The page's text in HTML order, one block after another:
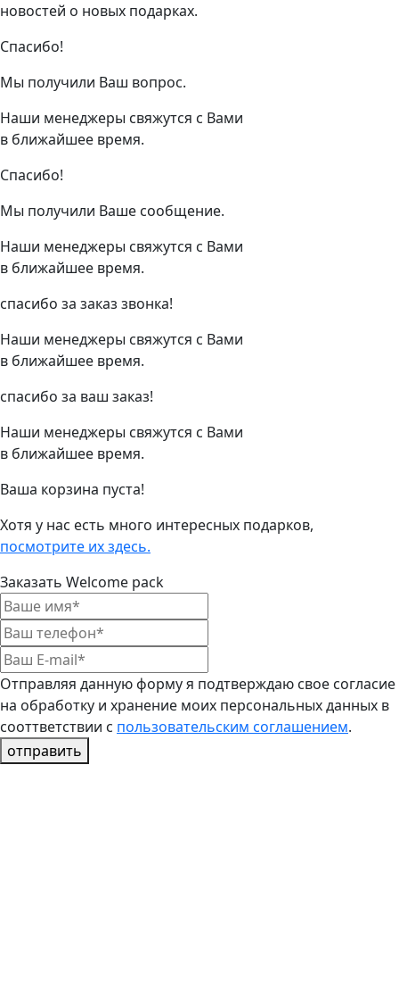
новостей о новых подарках.
Спасибо!
Мы получили Ваш вопрос.
Наши менеджеры свяжутся с Вами
в ближайшее время.
Спасибо!
Мы получили Ваше сообщение.
Наши менеджеры свяжутся с Вами
в ближайшее время.
спасибо за заказ звонка!
Наши менеджеры свяжутся с Вами
в ближайшее время.
спасибо за ваш заказ!
Наши менеджеры свяжутся с Вами
в ближайшее время.
Ваша корзина пуста!
Хотя у нас есть много интересных подарков,
посмотрите их здесь.
Заказать Welcome pack
Отправляя данную форму я подтверждаю свое согласие
на обработку и хранение моих персональных данных в
сооттветствии с пользовательским соглашением.
отправить